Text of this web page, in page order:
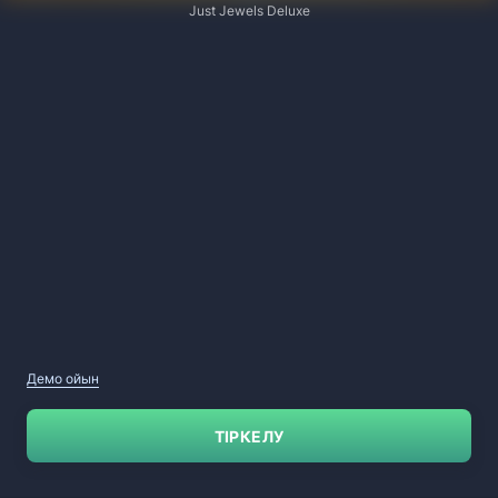
Just Jewels Deluxe
Демо ойын
ТІРКЕЛУ